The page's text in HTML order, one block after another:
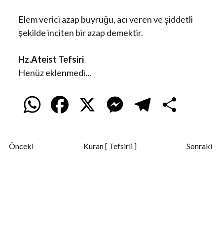
Elem verici azap buyruğu, acı veren ve şiddetli
şekilde inciten bir azap demektir.
Hz.Ateist Tefsiri
Henüz eklenmedi…
W M
s
Önceki Sonraki
Kuran [ Tefsirli ]